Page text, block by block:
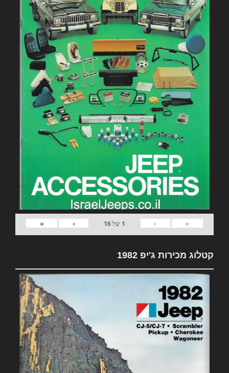
«
‹
1 של16
›
»
קטלוג מכירות ג'יפ 1982